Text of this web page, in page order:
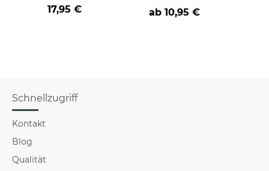
17,95 € ab 10,95 €
Schnellzugriff
Kontakt
Blog
Qualität